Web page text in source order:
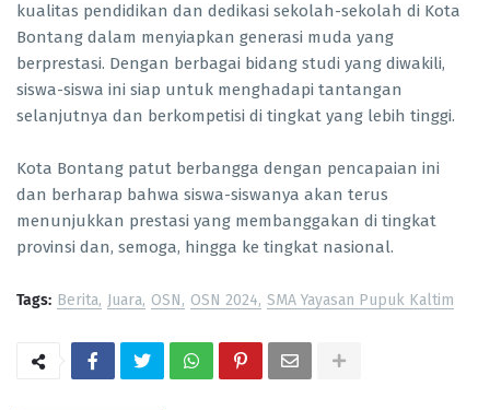
kualitas pendidikan dan dedikasi sekolah-sekolah di Kota
Bontang dalam menyiapkan generasi muda yang
berprestasi. Dengan berbagai bidang studi yang diwakili,
siswa-siswa ini siap untuk menghadapi tantangan
selanjutnya dan berkompetisi di tingkat yang lebih tinggi.
Kota Bontang patut berbangga dengan pencapaian ini
dan berharap bahwa siswa-siswanya akan terus
menunjukkan prestasi yang membanggakan di tingkat
provinsi dan, semoga, hingga ke tingkat nasional.
Tags: Berita Juara OSN OSN 2024 SMA Yayasan Pupuk Kaltim